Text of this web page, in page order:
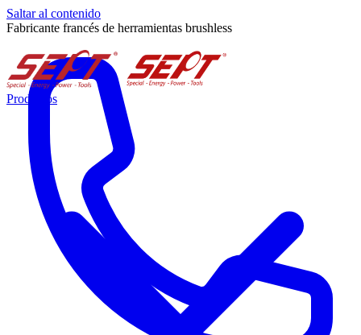
Saltar al contenido
Fabricante francés de herramientas brushless
Productos